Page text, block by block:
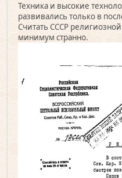
Техника и высокие
развивались только в
Считать СССР
минимум странно.